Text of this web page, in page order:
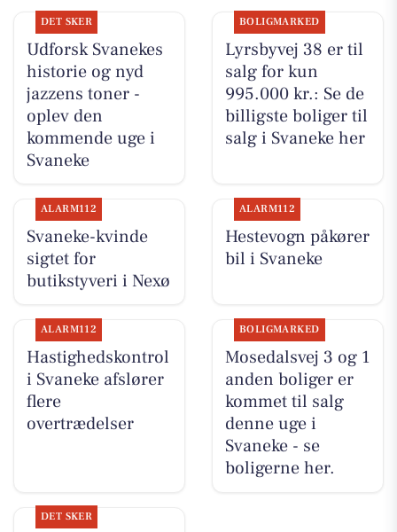
DET SKER
Udforsk Svanekes
historie og nyd
jazzens toner -
oplev den
kommende uge i
Svaneke
BOLIGMARKED
Lyrsbyvej 38 er til
salg for kun
995.000 kr.: Se de
billigste boliger til
salg i Svaneke her
ALARM112
Svaneke-kvinde
sigtet for
butikstyveri i Nexø
ALARM112
Hestevogn påkører
bil i Svaneke
ALARM112
Hastighedskontrol
i Svaneke afslører
flere
overtrædelser
BOLIGMARKED
Mosedalsvej 3 og 1
anden boliger er
kommet til salg
denne uge i
Svaneke - se
boligerne her.
DET SKER